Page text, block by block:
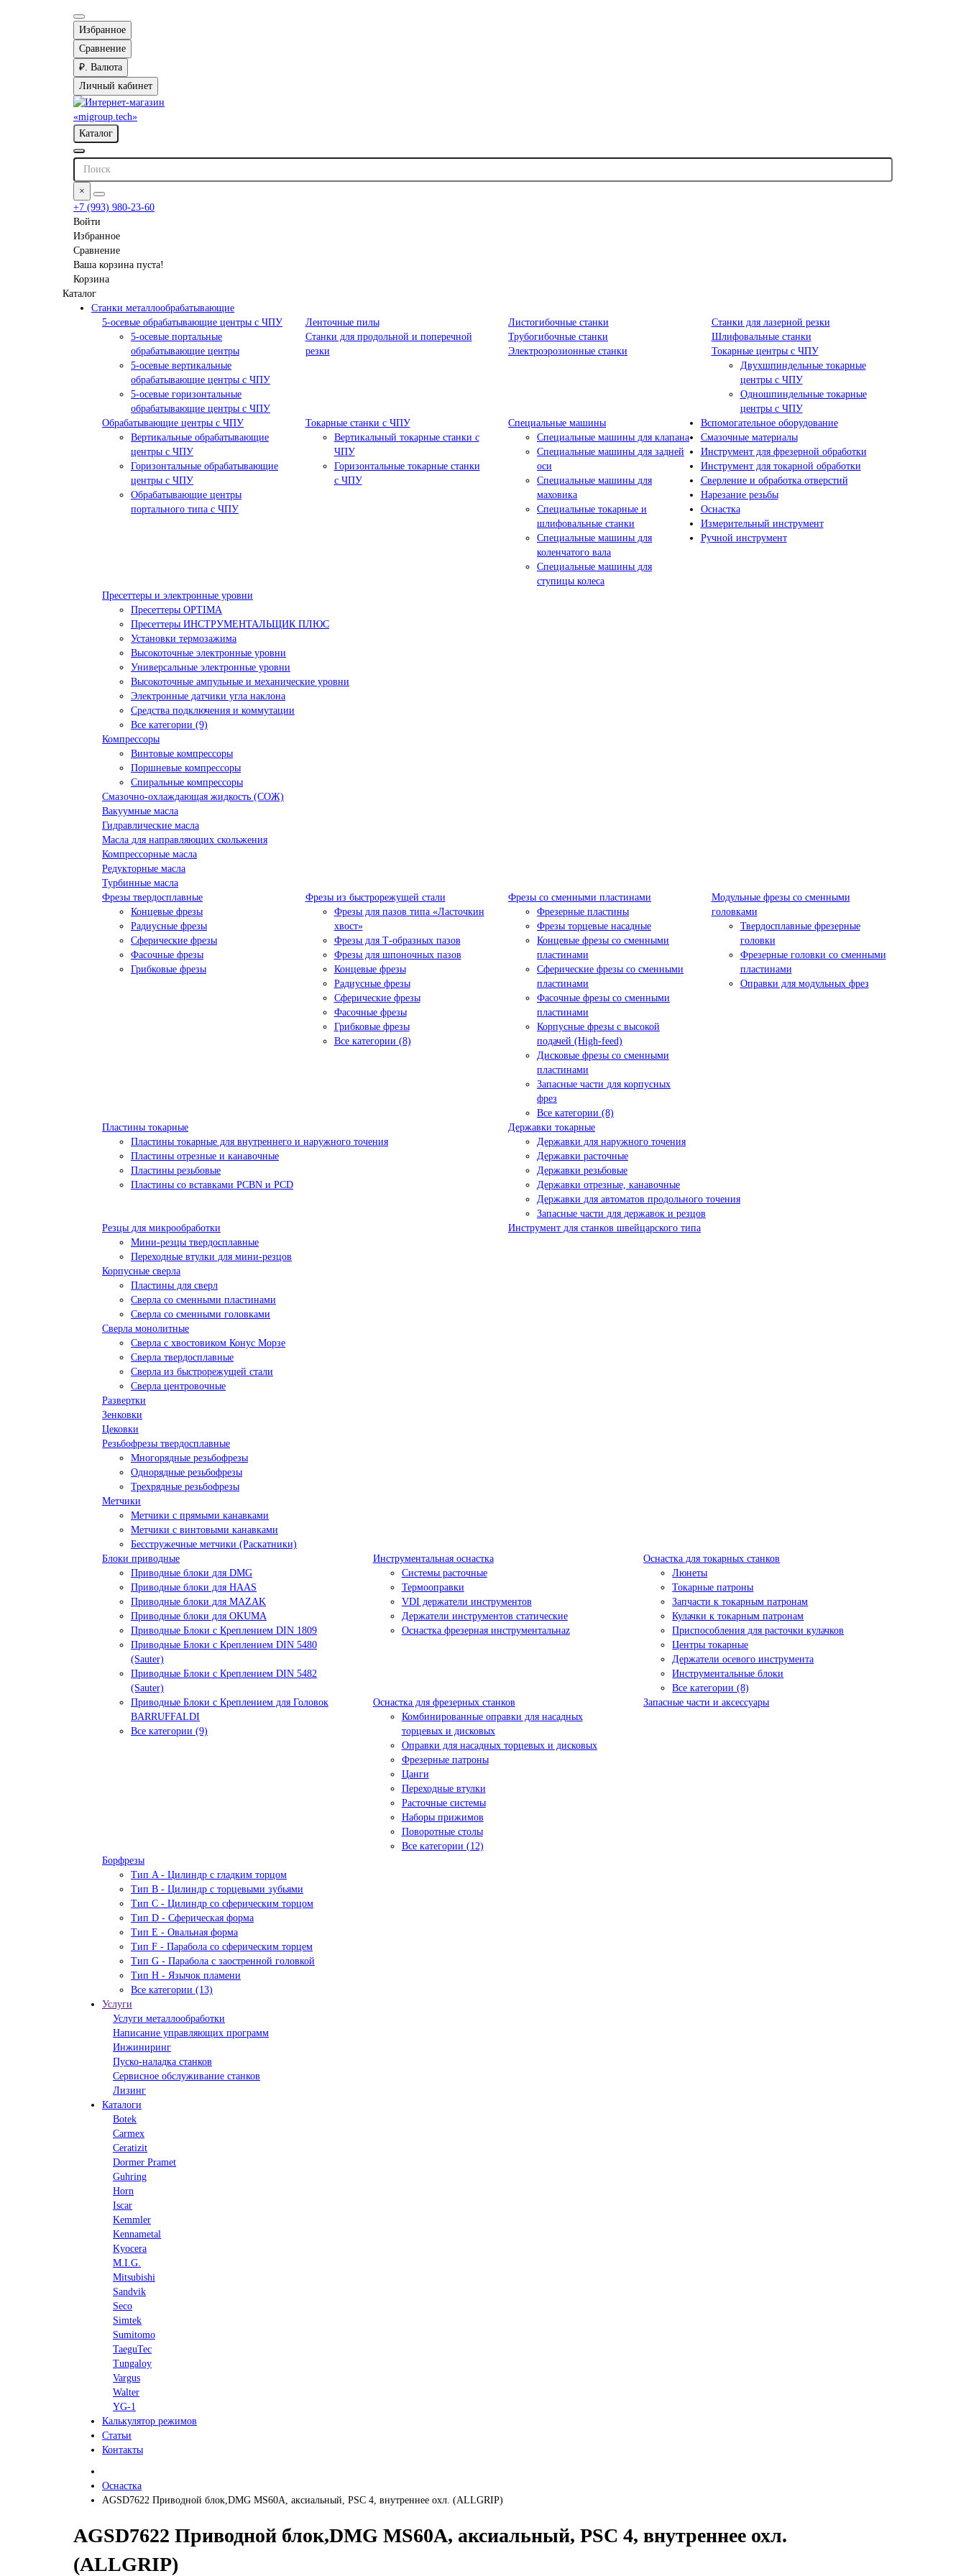
Избранное
Сравнение
₽. Валюта
Личный кабинет
Каталог
×
+7 (993) 980-23-60
Войти
Избранное
Сравнение
Ваша корзина пуста!
Корзина
Каталог
Станки металлообрабатывающие
5-осевые обрабатывающие центры с ЧПУ
5-осевые портальные
обрабатывающие центры
5-осевые вертикальные
обрабатывающие центры с ЧПУ
5-осевые горизонтальные
обрабатывающие центры с ЧПУ
Ленточные пилы Листогибочные станки
Станки для лазерной резки
Станки для продольной и поперечной
резки
Трубогибочные станки
Шлифовальные станки
Электроэрозионные станки
Токарные центры с ЧПУ
Двухшпиндельные токарные
центры с ЧПУ
Одношпиндельные токарные
центры с ЧПУ
Обрабатывающие центры с ЧПУ
Вертикальные обрабатывающие
центры с ЧПУ
Горизонтальные обрабатывающие
центры с ЧПУ
Обрабатывающие центры
портального типа с ЧПУ
Токарные станки с ЧПУ
Вертикальный токарные станки с
ЧПУ
Горизонтальные токарные станки
с ЧПУ
Специальные машины
Специальные машины для клапана
Специальные машины для задней
оси
Специальные машины для
маховика
Специальные токарные и
шлифовальные станки
Специальные машины для
коленчатого вала
Специальные машины для
ступицы колеса
Вспомогательное оборудование
Пресеттеры и электронные уровни
Пресеттеры OPTIMA
Пресеттеры ИНСТРУМЕНТАЛЬЩИК ПЛЮС
Установки термозажима
Высокоточные электронные уровни
Универсальные электронные уровни
Высокоточные ампульные и механические уровни
Электронные датчики угла наклона
Средства подключения и коммутации
Все категории (9)
Компрессоры
Винтовые компрессоры
Поршневые компрессоры
Спиральные компрессоры
Смазочные материалы
Смазочно-охлаждающая жидкость (СОЖ)
Вакуумные масла
Гидравлические масла
Масла для направляющих скольжения
Компрессорные масла
Редукторные масла
Турбинные масла
Инструмент для фрезерной обработки
Фрезы твердосплавные
Концевые фрезы
Радиусные фрезы
Сферические фрезы
Фасочные фрезы
Грибковые фрезы
Фрезы из быстрорежущей стали
Фрезы для пазов типа «Ласточкин
хвост»
Фрезы для Т-образных пазов
Фрезы для шпоночных пазов
Концевые фрезы
Радиусные фрезы
Сферические фрезы
Фасочные фрезы
Грибковые фрезы
Все категории (8)
Фрезы со сменными пластинами
Фрезерные пластины
Фрезы торцевые насадные
Концевые фрезы со сменными
пластинами
Сферические фрезы со сменными
пластинами
Фасочные фрезы со сменными
пластинами
Корпусные фрезы с высокой
подачей (High-feed)
Дисковые фрезы со сменными
пластинами
Запасные части для корпусных
фрез
Все категории (8)
Модульные фрезы со сменными
головками
Твердосплавные фрезерные
головки
Фрезерные головки со сменными
пластинами
Оправки для модульных фрез
Инструмент для токарной обработки
Пластины токарные
Пластины токарные для внутреннего и наружного точения
Пластины отрезные и канавочные
Пластины резьбовые
Пластины со вставками PCBN и PCD
Державки токарные
Державки для наружного точения
Державки расточные
Державки резьбовые
Державки отрезные, канавочные
Державки для автоматов продольного точения
Запасные части для державок и резцов
Резцы для микрообработки
Мини-резцы твердосплавные
Переходные втулки для мини-резцов
Инструмент для станков швейцарского типа
Сверление и обработка отверстий
Корпусные сверла
Пластины для сверл
Сверла со сменными пластинами
Сверла со сменными головками
Сверла монолитные
Сверла с хвостовиком Конус Морзе
Сверла твердосплавные
Сверла из быстрорежущей стали
Сверла центровочные
Развертки
Зенковки
Цековки
Нарезание резьбы
Резьбофрезы твердосплавные
Многорядные резьбофрезы
Однорядные резьбофрезы
Трехрядные резьбофрезы
Метчики
Метчики с прямыми канавками
Метчики с винтовыми канавками
Бесстружечные метчики (Раскатники)
Оснастка
Блоки приводные
Приводные блоки для DMG
Приводные блоки для HAAS
Приводные блоки для MAZAK
Приводные блоки для OKUMA
Приводные Блоки с Креплением DIN 1809
Приводные Блоки с Креплением DIN 5480
(Sauter)
Приводные Блоки с Креплением DIN 5482
(Sauter)
Приводные Блоки с Креплением для Головок
BARRUFFALDI
Все категории (9)
Инструментальная оснастка
Системы расточные
Термооправки
VDI держатели инструментов
Держатели инструментов статические
Оснастка фрезерная инструментальнаz
Оснастка для токарных станков
Люнеты
Токарные патроны
Запчасти к токарным патронам
Кулачки к токарным патронам
Приспособления для расточки кулачков
Центры токарные
Держатели осевого инструмента
Инструментальные блоки
Все категории (8)
Оснастка для фрезерных станков
Комбинированные оправки для насадных
торцевых и дисковых
Оправки для насадных торцевых и дисковых
Фрезерные патроны
Цанги
Переходные втулки
Расточные системы
Наборы прижимов
Поворотные столы
Все категории (12)
Запасные части и аксессуары
Измерительный инструмент
Ручной инструмент
Борфрезы
Тип A - Цилиндр с гладким торцом
Тип В - Цилиндр с торцевыми зубьями
Тип С - Цилиндр со сферическим торцом
Тип D - Сферическая форма
Тип Е - Овальная форма
Тип F - Парабола со сферическим торцем
Тип G - Парабола с заостренной головкой
Тип H - Язычок пламени
Все категории (13)
Услуги
Услуги металлообработки
Написание управляющих программ
Инжиниринг
Пуско-наладка станков
Сервисное обслуживание станков
Лизинг
Каталоги
Botek
Carmex
Ceratizit
Dormer Pramet
Guhring
Horn
Iscar
Kemmler
Kennametal
Kyocera
M.I.G.
Mitsubishi
Sandvik
Seco
Simtek
Sumitomo
TaeguTec
Tungaloy
Vargus
Walter
YG-1
Калькулятор режимов
Статьи
Контакты
Оснастка
AGSD7622 Приводной блок,DMG MS60A, аксиальный, PSC 4, внутреннее охл. (ALLGRIP)
AGSD7622 Приводной блок,DMG MS60A, аксиальный, PSC 4, внутреннее охл.
(ALLGRIP)